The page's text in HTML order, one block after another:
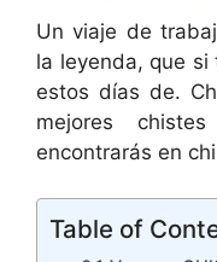
Un viaje de
la leyenda, que
estos días de.
mejores
encontrarás en
Table of